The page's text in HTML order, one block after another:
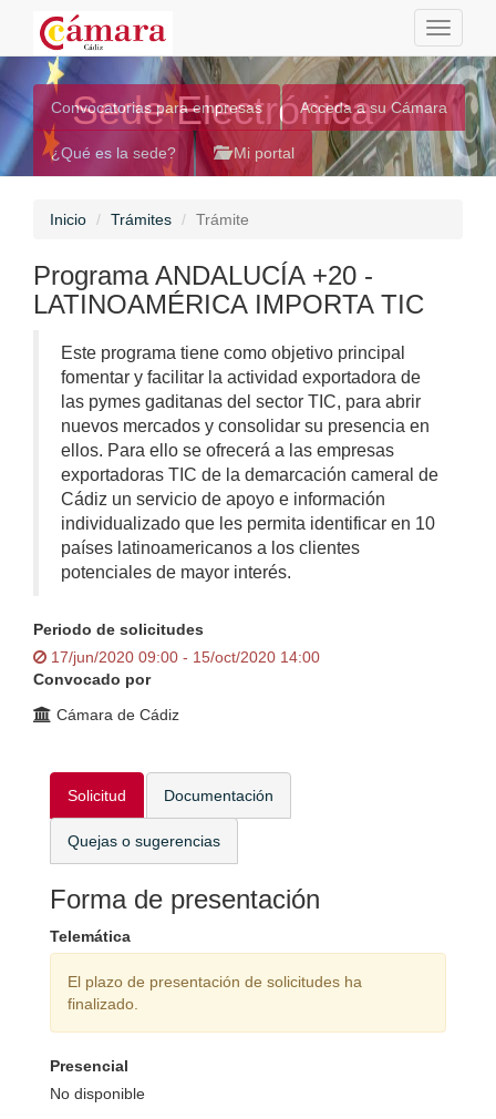
Toggle
Sede Electrónica
Convocatorias para empresas Acceda a su Cámara
¿Qué es la sede? Mi portal
Inicio Trámites Trámite
Programa ANDALUCÍA +20 -
LATINOAMÉRICA IMPORTA TIC
Este programa tiene como objetivo principal
fomentar y facilitar la actividad exportadora de
las pymes gaditanas del sector TIC, para abrir
nuevos mercados y consolidar su presencia en
ellos. Para ello se ofrecerá a las empresas
exportadoras TIC de la demarcación cameral de
Cádiz un servicio de apoyo e información
individualizado que les permita identificar en 10
países latinoamericanos a los clientes
potenciales de mayor interés.
Periodo de solicitudes
17/jun/2020 09:00 - 15/oct/2020 14:00
Convocado por
Cámara de Cádiz
Solicitud Documentación
Quejas o sugerencias
Forma de presentación
Telemática
El plazo de presentación de solicitudes ha
finalizado.
Presencial
No disponible